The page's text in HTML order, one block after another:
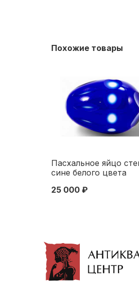
Похожие товары
Пасхальное яйцо
сине белого цвета
Россия начало XX
25 000 ₽